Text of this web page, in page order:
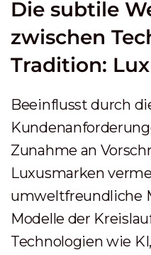
Die subtile
zwischen
Tradition:
Beeinflusst durch
Zunahme an
Luxusmarken
umweltfreundliche
Modelle der
Technologien wie